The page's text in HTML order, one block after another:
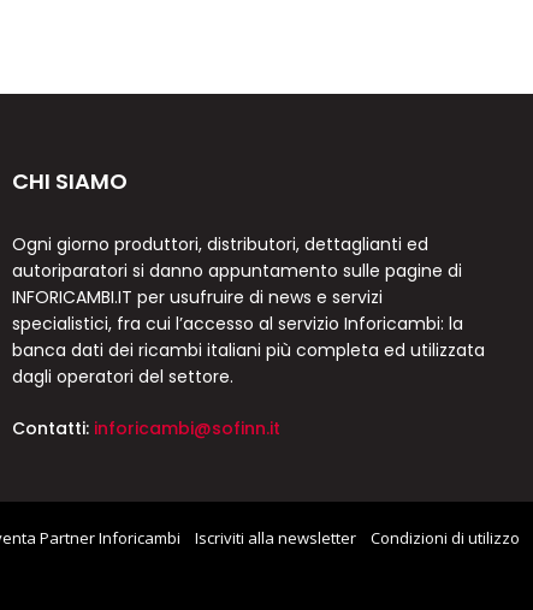
CHI SIAMO
Ogni giorno produttori, distributori, dettaglianti ed
autoriparatori si danno appuntamento sulle pagine di
INFORICAMBI.IT per usufruire di news e servizi
specialistici, fra cui l’accesso al servizio Inforicambi: la
banca dati dei ricambi italiani più completa ed utilizzata
dagli operatori del settore.
Contatti: inforicambi@sofinn.it
Partner Inforicambi Iscriviti alla newsletter Condizioni di utilizzo